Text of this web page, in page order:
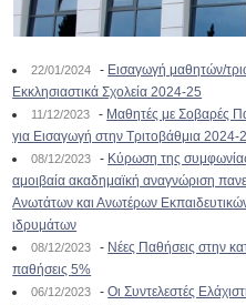
22/01/2024 - Εισαγωγή μαθητών/
Εκκλησιαστικά Σχολεία 2024-25
11/12/2023 - Μαθητές με Σοβαρές
για Εισαγωγή στην Τριτοβάθμια 2024-
08/12/2023 - Κύρωση της
αμοιβαία ακαδημαϊκή αναγνώριση
Ανωτάτων και Ανωτέρων
ιδρυμάτων
08/12/2023 - Νέες Παθήσεις στην
παθήσεις 5%
06/12/2023 -Οι Συντελεστές